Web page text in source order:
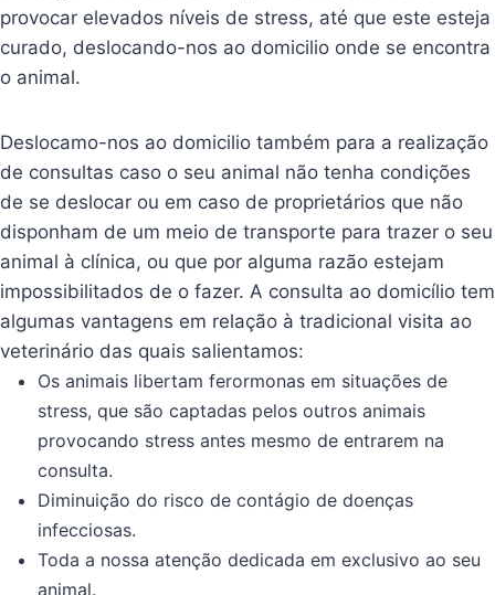
provocar elevados níveis de stress, até que este esteja
curado, deslocando-nos ao domicilio onde se encontra
o animal.
Deslocamo-nos ao domicilio também para a realização
de consultas caso o seu animal não tenha condições
de se deslocar ou em caso de proprietários que não
disponham de um meio de transporte para trazer o seu
animal à clínica, ou que por alguma razão estejam
impossibilitados de o fazer. A consulta ao domicílio tem
algumas vantagens em relação à tradicional visita ao
veterinário das quais salientamos:
Os animais libertam ferormonas em situações de
stress, que são captadas pelos outros animais
provocando stress antes mesmo de entrarem na
consulta.
Diminuição do risco de contágio de doenças
infecciosas.
Toda a nossa atenção dedicada em exclusivo ao seu
animal.